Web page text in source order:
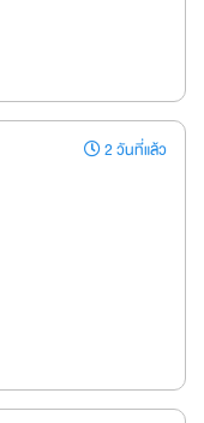
2 วันที่แล้ว